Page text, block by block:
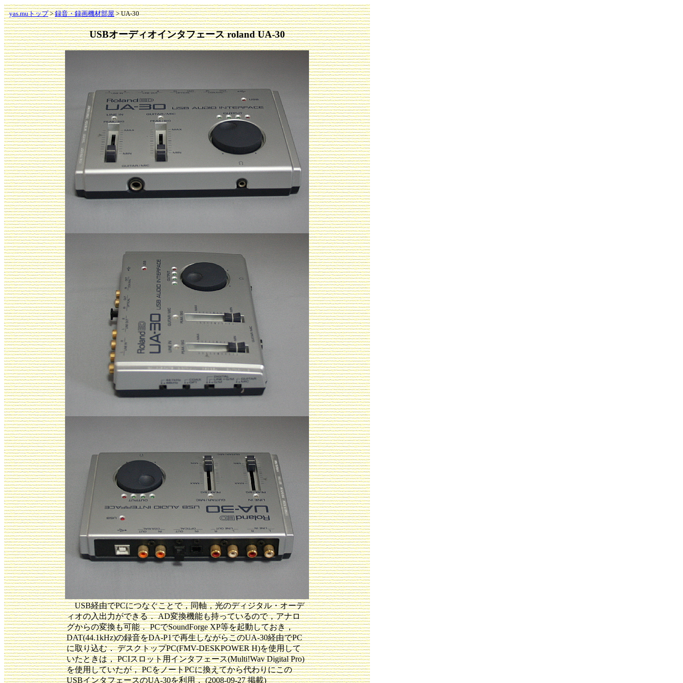
yas.muトップ>録音・録画機材部屋> UA-30
USBオーディオインタフェース roland UA-30
USB経由でPCにつなぐことで，同軸，光のディジタル・オーデ
ィオの入出力ができる． AD変換機能も持っているので，アナロ
グからの変換も可能． PCでSoundForge XP等を起動しておき，
DAT(44.1kHz)の録音をDA-P1で再生しながらこのUA-30経由でPC
に取り込む． デスクトップPC(FMV-DESKPOWER H)を使用して
いたときは， PCIスロット用インタフェース(Multi!Wav Digital Pro)
を使用していたが， PCをノートPCに換えてから代わりにこの
USBインタフェースのUA-30を利用． (2008-09-27 掲載)